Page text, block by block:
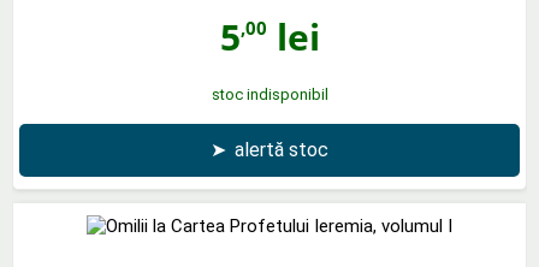
5,00 lei
stoc indisponibil
➤ alertă stoc